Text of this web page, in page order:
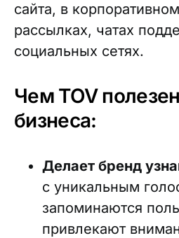
сайта, в
рассылках, чатах
социальных сетях.
Чем TOV
бизнеса:
Делает бренд
с уникальным
запоминаются
привлекают